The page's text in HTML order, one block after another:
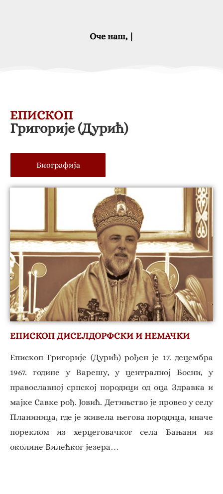
Оче наш,
ЕПИСКОП
Григорије (Дурић)
Биографија
Биографија
ЕПИСКОП ДИСЕЛДОРФСКИ И НЕМАЧКИ
Епископ Григорије (Дурић) рођен је 17. децембра
1967. године у Варешу, у централној Босни, у
православној српској породици од оца Здравка и
мајке Савке рођ. Јовић. Детињство је провео у селу
Планиница, где је живела његова породица, иначе
пореклом из херцеговачког села Бањани из
околине Билећког језера…